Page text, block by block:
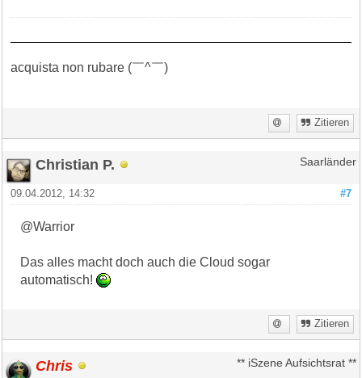
acquista non rubare (￣^￣)ゞ
Zitieren
Christian P. Saarländer
#7
09.04.2012, 14:32
@Warrior
Das alles macht doch auch die Cloud sogar
automatisch!
Zitieren
Chris ** iSzene Aufsichtsrat **